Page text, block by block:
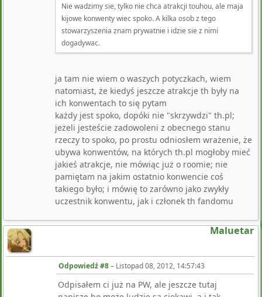
Nie wadzimy sie, tylko nie chca atrakcji touhou, ale maja
kijowe konwenty wiec spoko. A kilka osob z tego
stowarzyszenia znam prywatnie i idzie sie z nimi
dogadywac.
ja tam nie wiem o waszych potyczkach, wiem
natomiast, że kiedyś jeszcze atrakcje th były na
ich konwentach to się pytam
każdy jest spoko, dopóki nie "skrzywdzi" th.pl;
jeżeli jesteście zadowoleni z obecnego stanu
rzeczy to spoko, po prostu odniosłem wrażenie, że
ubywa konwentów, na których th.pl mogłoby mieć
jakieś atrakcje, nie mówiąc już o roomie; nie
pamiętam na jakim ostatnio konwencie coś
takiego było; i mówię to zarówno jako zwykły
uczestnik konwentu, jak i członek th fandomu
Maluetar
Odpowiedź #8– Listopad 08, 2012, 14:57:43
Odpisałem ci już na PW, ale jeszcze tutaj